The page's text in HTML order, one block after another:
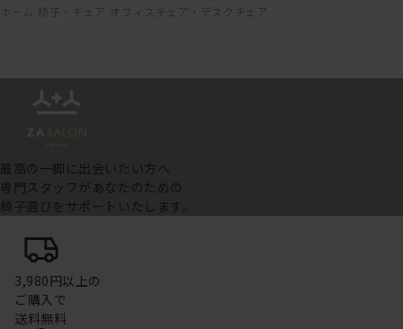
ホーム 椅子・チェア オフィスチェア・デスクチェア
最高の一脚に出会いたい方へ
専門スタッフがあなたのための
椅子選びをサポートいたします。
3,980円以上の
ご購入で
送料無料